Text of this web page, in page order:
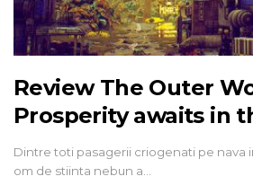
Review The Outer
Prosperity awaits in
Dintre toti pasagerii criogenati pe nava
om de stiinta nebun a…